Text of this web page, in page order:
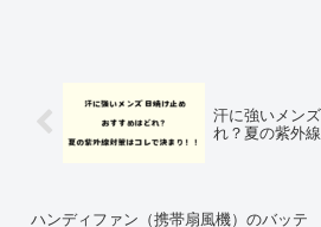
汗に強いメン
れ？夏の紫外
ハンディファン（携帯扇風機）のバッテ